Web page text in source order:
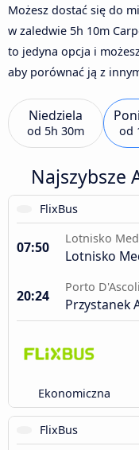
Możesz dostać się do
w zaledwie 5h 10m
to jedyna opcja i
aby porównać ją z
Niedziela
od 5h 30m od
Najszybsze
FlixBus
07:50
Lotnisko
Lotnisko
20:24
Porto D'Ascoli
Przystanek
Ekonomiczna
FlixBus